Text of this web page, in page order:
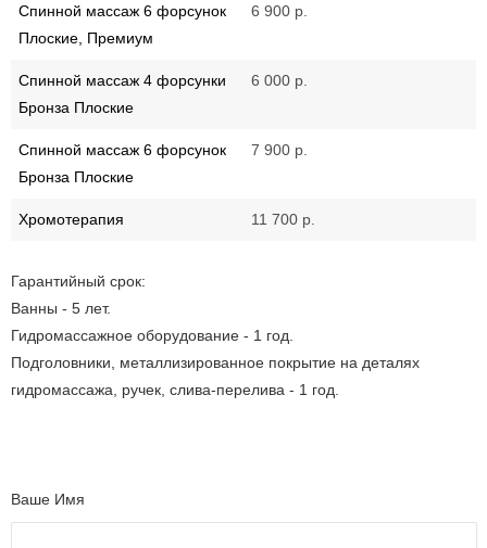
Спинной массаж 6 форсунок
Плоские, Премиум
6 900 р.
Спинной массаж 4 форсунки
Бронза Плоские
6 000 р.
Спинной массаж 6 форсунок
Бронза Плоские
7 900 р.
Хромотерапия 11 700 р.
Гарантийный срок:
Ванны - 5 лет.
Гидромассажное оборудование - 1 год.
Подголовники, металлизированное покрытие на деталях
гидромассажа, ручек, слива-перелива - 1 год.
Ваше Имя